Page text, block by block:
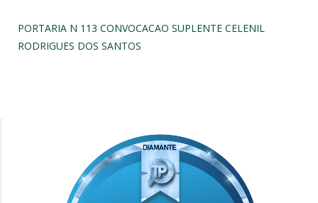
PORTARIA N 113 CONVOCACAO SUPLENTE CELENIL
RODRIGUES DOS SANTOS